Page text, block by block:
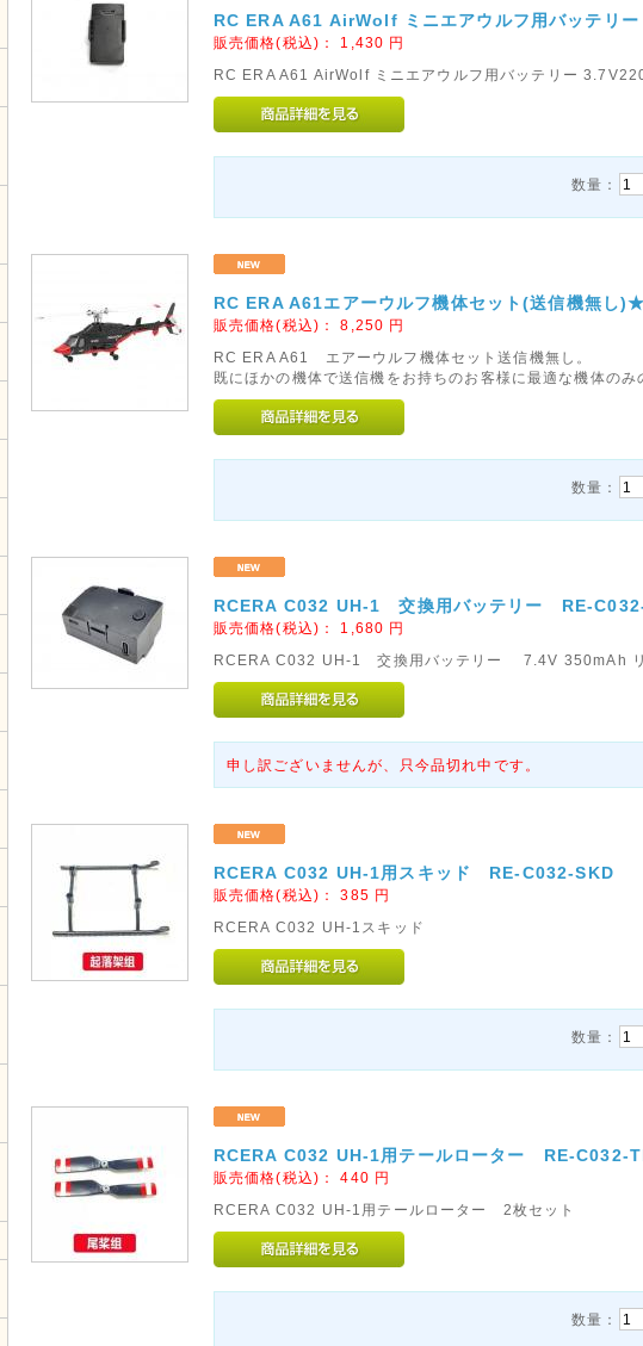
RC ERA A61 AirWolf ミニエアウルフ用バッテリ
販売価格(税込)： 1,430 円
RC ERA A61 AirWolf ミニエアウルフ用バッテリー
数量：
RC ERA A61エアーウルフ機体セット(送信機無し
販売価格(税込)：8,250 円
RC ERA A61 エアーウルフ機体セット送信機無し。
既にほかの機体で送信機をお持ちのお客様に最適な機体のみ
数量：
RCERA C032 UH-1 交換用バッテリー RE-
販売価格(税込)： 1,680 円
RCERA C032 UH-1 交換用バッテリー 7.4V 350mAh
申し訳ございませんが、只今品切れ中です。
RCERA C032 UH-1用スキッド RE-C032-SKD
販売価格(税込)：385 円
RCERA C032 UH-1スキッド
数量：
RCERA C032 UH-1用テールローター RE-C032-
販売価格(税込)：440 円
RCERA C032 UH-1用テールローター 2枚セット
数量：